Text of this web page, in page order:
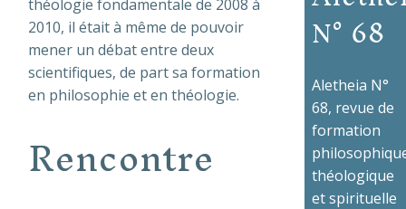
théologie fondamentale de 2008 à
2010, il était à même de pouvoir
mener un débat entre deux
scientifiques, de part sa formation
en philosophie et en théologie.
Rencontre
N° 68
Aletheia N°
68, revue de
formation
théologique
et spirituelle